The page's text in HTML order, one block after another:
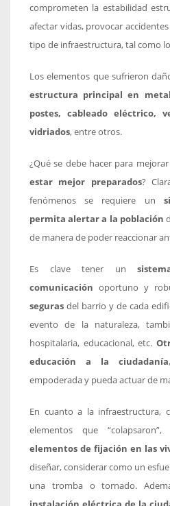
comprometen la estabilidad
afectar vidas, provocar
tipo de infraestructura, tal como
Los elementos que sufrieron
estructura principal en
postes, cableado eléctrico,
vidriados, entre otros.
¿Qué se debe hacer para
estar mejor preparados?
fenómenos se requiere un
permita alertar a la población
de manera de poder reaccionar
Es clave tener un
comunicación oportuno y
seguras del barrio y de cada
evento de la naturaleza,
hospitalaria, educacional, etc.
educación a la ciudadanía
empoderada y pueda actuar de
En cuanto a la infraestructura,
elementos que
elementos de fijación en las
diseñar, considerar como un
una tromba o tornado.